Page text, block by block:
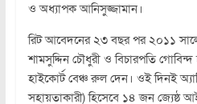
ও অধ্যাপক আনিসুজ্জামান।
রিট আবেদনের ২৩ বছর পর ২০১১
শামসুদ্দিন চৌধুরী ও বিচারপতি গোবিন্দ
হাইকোর্ট বেঞ্চ রুল দেন। ওই দিনই
সহায়তাকারী) হিসেবে ১৪ জন জ্যেষ্ঠ